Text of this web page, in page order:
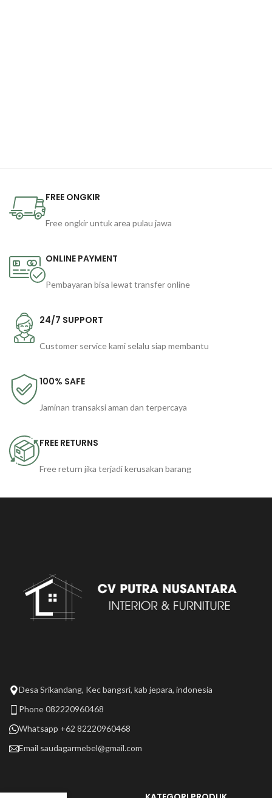
FREE ONGKIR
Free ongkir untuk area pulau jawa
ONLINE PAYMENT
Pembayaran bisa lewat transfer online
24/7 SUPPORT
Customer service kami selalu siap membantu
100% SAFE
Jaminan transaksi aman dan terpercaya
FREE RETURNS
Free return jika terjadi kerusakan barang
Desa Srikandang, Kec bangsri, kab jepara, indonesia
Phone 082220960468
Whatsapp +62 82220960468
Email saudagarmebel@gmail.com